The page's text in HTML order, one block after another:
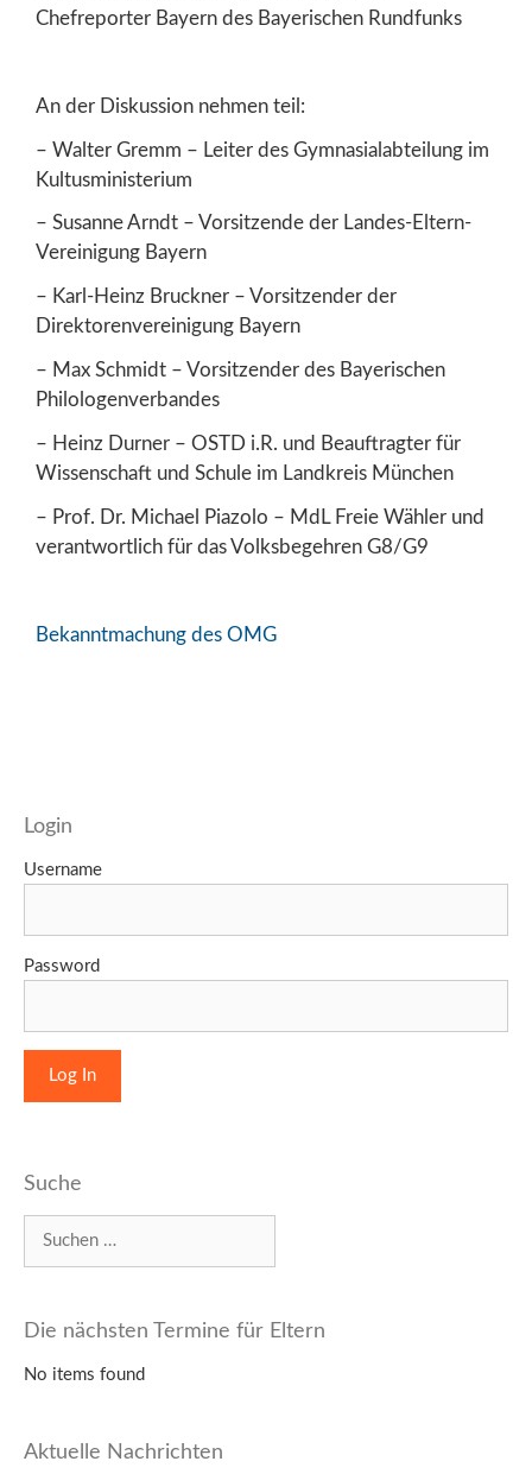
Chefreporter Bayern des Bayerischen Rundfunks
An der Diskussion nehmen teil:
– Walter Gremm – Leiter des Gymnasialabteilung im
Kultusministerium
– Susanne Arndt – Vorsitzende der Landes-Eltern-
Vereinigung Bayern
– Karl-Heinz Bruckner – Vorsitzender der
Direktorenvereinigung Bayern
– Max Schmidt – Vorsitzender des Bayerischen
Philologenverbandes
– Heinz Durner – OSTD i.R. und Beauftragter für
Wissenschaft und Schule im Landkreis München
– Prof. Dr. Michael Piazolo – MdL Freie Wähler und
verantwortlich für das Volksbegehren G8/G9
Bekanntmachung des OMG
Login
Username
Password
Suche
Die nächsten Termine für Eltern
No items found
Aktuelle Nachrichten